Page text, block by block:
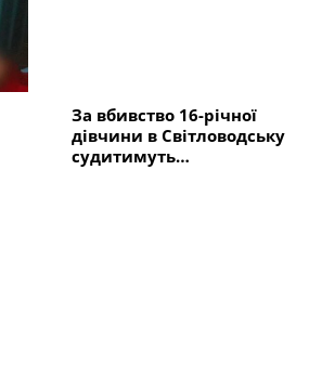
За вбивство 16-річної
дівчини в Світловодську
судитимуть